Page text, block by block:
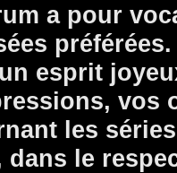
a pour
préférées.
esprit
vos
les
dans le